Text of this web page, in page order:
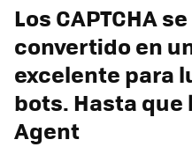
Los CAPTCHA
convertido en
excelente para
bots. Hasta que
Agent